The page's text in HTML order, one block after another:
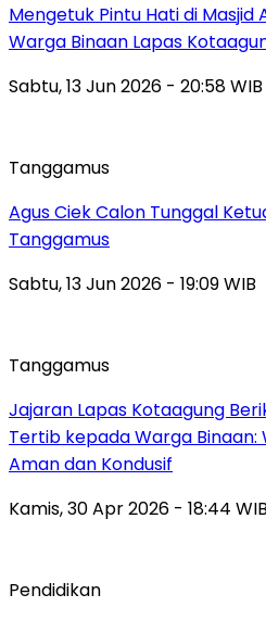
Mengetuk Pintu Hati di
Warga Binaan Lapas
Sabtu, 13 Jun 2026 - 20:58 WIB
Tanggamus
Agus Ciek Calon Tunggal
Tanggamus
Sabtu, 13 Jun 2026 - 19:09 WIB
Tanggamus
Jajaran Lapas Kotaagung
Tertib kepada Warga Binaan:
Aman dan Kondusif
Kamis, 30 Apr 2026 - 18:44 WIB
Pendidikan